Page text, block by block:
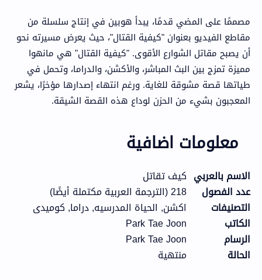
مصممًا على المضي قدمًا، يبدأ هوبين في إنتاج سلسلة من
مقاطع الفيديو بعنوان "كيفية القتال"، حيث يعرض مسيرته نحو
أن يصبح مقاتل الشوارع الأقوى. "كيفية القتال" هي مانهوا
مميزة تمزج بين البث المباشر، والأكشن، والدراما، وتحمل في
طياتها قصة مشوقة للغاية. ورغم انتهاء إصدارها مؤخرًا، يشعر
المعجبون بشيء من الحزن لوداع هذه القصة الشيقة.
معلومات اضافية
الاسم بالعربي كيف تقاتل
عدد الفصول
218 (الترجمة العربية مكتملة أيضًا)
التصنيفات
اكشن, الحياة المدرسيه, دراما, كوميدى
الكاتب
Park Tae Joon
الرسام
Park Tae Joon
الحالة
منتهية